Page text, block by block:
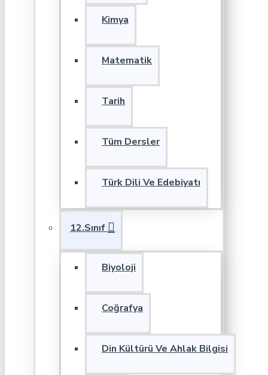
Kimya
Matematik
Tarih
Tüm Dersler
Türk Dili Ve Edebiyatı
12.Sınıf
Biyoloji
Coğrafya
Din Kültürü Ve Ahlak Bilgisi